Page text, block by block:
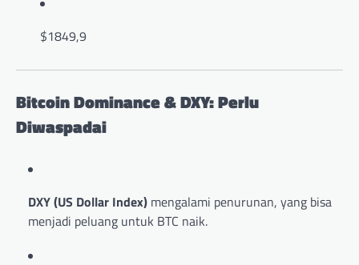
$1849,9
Bitcoin Dominance & DXY: Perlu
Diwaspadai
DXY (US Dollar Index) mengalami penurunan, yang bisa
menjadi peluang untuk BTC naik.